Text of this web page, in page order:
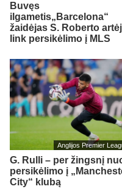
Buvęs
ilgametis„Barcelona“
žaidėjas S. Roberto
link persikėlimo į MLS
Anglijos Premier
G. Rulli – per žingsnį
persikėlimo į
City“ klubą